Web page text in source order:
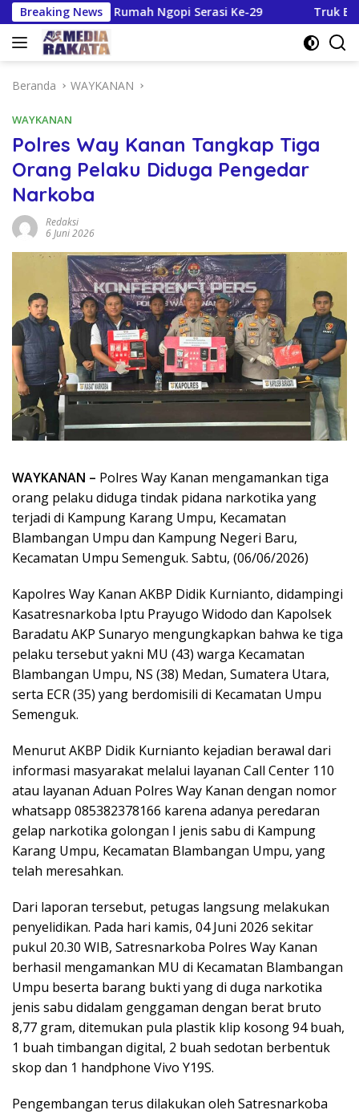
Langsung
ke
konten
Breaking News
Rumah Ngopi Serasi Ke-29 Truk Bermuatan
Beranda WAYKANAN
WAYKANAN
Polres Way Kanan Tangkap Tiga
Orang Pelaku Diduga Pengedar
Narkoba
Redaksi
6 Juni 2026
WAYKANAN – Polres Way Kanan mengamankan tiga
orang pelaku diduga tindak pidana narkotika yang
terjadi di Kampung Karang Umpu, Kecamatan
Blambangan Umpu dan Kampung Negeri Baru,
Kecamatan Umpu Semenguk. Sabtu, (06/06/2026)
Kapolres Way Kanan AKBP Didik Kurnianto, didampingi
Kasatresnarkoba Iptu Prayugo Widodo dan Kapolsek
Baradatu AKP Sunaryo mengungkapkan bahwa ke tiga
pelaku tersebut yakni MU (43) warga Kecamatan
Blambangan Umpu, NS (38) Medan, Sumatera Utara,
serta ECR (35) yang berdomisili di Kecamatan Umpu
Semenguk.
Menurut AKBP Didik Kurnianto kejadian berawal dari
informasi masyarakat melalui layanan Call Center 110
atau layanan Aduan Polres Way Kanan dengan nomor
whatsapp 085382378166 karena adanya peredaran
gelap narkotika golongan I jenis sabu di Kampung
Karang Umpu, Kecamatan Blambangan Umpu, yang
telah meresahkan.
Dari laporan tersebut, petugas langsung melakukan
penyelidikan. Pada hari kamis, 04 Juni 2026 sekitar
pukul 20.30 WIB, Satresnarkoba Polres Way Kanan
berhasil mengamankan MU di Kecamatan Blambangan
Umpu beserta barang bukti yang di duga narkotika
jenis sabu didalam genggaman dengan berat bruto
8,77 gram, ditemukan pula plastik klip kosong 94 buah,
1 buah timbangan digital, 2 buah sedotan berbentuk
skop dan 1 handphone Vivo Y19S.
Pengembangan terus dilakukan oleh Satresnarkoba